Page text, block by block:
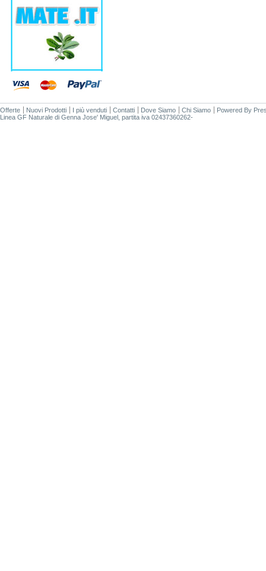
Offerte Nuovi Prodotti I più venduti Contatti Dove Siamo Chi Siamo Powered By
Linea GF Naturale di Genna Jose' Miguel, partita iva 02437360262-